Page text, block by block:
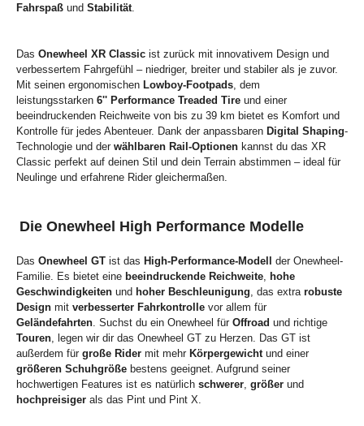
Fahrspaß und Stabilität
Das Onewheel XR Classic ist zurück mit innovativem Design und
verbessertem Fahrgefühl – niedriger, breiter und stabiler als je zuvor.
Mit seinen ergonomischen Lowboy-Footpads , dem
leistungsstarken 6'' Performance Treaded Tire und einer
beeindruckenden Reichweite von bis zu 39 km bietet es Komfort und
Kontrolle für jedes Abenteuer. Dank der anpassbaren Digital Shaping-
Technologie und der wählbaren Rail-Optionen kannst du das XR
Classic perfekt auf deinen Stil und dein Terrain abstimmen – ideal für
Neulinge und erfahrene Rider gleichermaßen.
Die Onewheel High Performance Modelle
Das Onewheel GT ist das High-Performance-Modell der Onewheel-
Familie. Es bietet eine beeindruckende Reichweite hohe
Geschwindigkeiten und hoher Beschleunigung , das extra robuste
Design mit verbesserter Fahrkontrolle vor allem für
Geländefahrten . Suchst du ein Onewheel für Offroad und richtige
Touren , legen wir dir das Onewheel GT zu Herzen. Das GT ist
außerdem für große Rider mit mehr Körpergewicht und einer
größeren Schuhgröße bestens geeignet. Aufgrund seiner
hochwertigen Features ist es natürlich schwerer größer und
hochpreisiger als das Pint und Pint X.